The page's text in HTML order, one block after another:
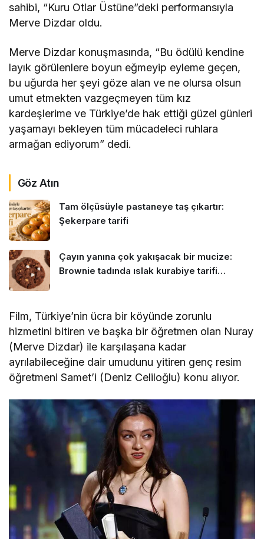
sahibi, “Kuru Otlar Üstüne”deki performansıyla
Merve Dizdar oldu.
Merve Dizdar konuşmasında, “Bu ödülü kendine
layık görülenlere boyun eğmeyip eyleme geçen,
bu uğurda her şeyi göze alan ve ne olursa olsun
umut etmekten vazgeçmeyen tüm kız
kardeşlerime ve Türkiye’de hak ettiği güzel günleri
yaşamayı bekleyen tüm mücadeleci ruhlara
armağan ediyorum” dedi.
Göz Atın
Tam ölçüsüyle pastaneye taş çıkartır:
Şekerpare tarifi
Çayın yanına çok yakışacak bir mucize:
Brownie tadında ıslak kurabiye tarifi…
Film, Türkiye’nin ücra bir köyünde zorunlu
hizmetini bitiren ve başka bir öğretmen olan Nuray
(Merve Dizdar) ile karşılaşana kadar
ayrılabileceğine dair umudunu yitiren genç resim
öğretmeni Samet’i (Deniz Celiloğlu) konu alıyor.